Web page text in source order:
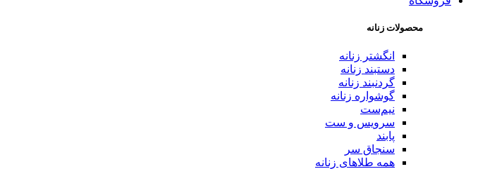
محصولات زنانه
انگشتر زنانه
دستبند زنانه
گردنبند زنانه
گوشواره زنانه
نیم‌ست
سرویس و ست
پابند
سنجاق سر
همه طلاهای زنانه